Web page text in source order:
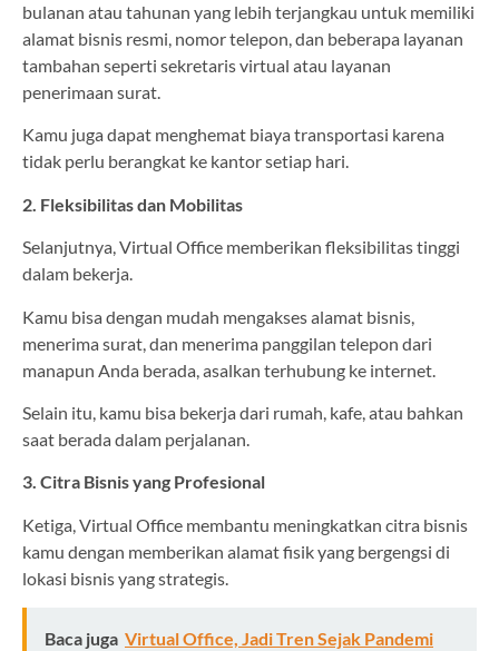
bulanan atau tahunan yang lebih terjangkau untuk memiliki
alamat bisnis resmi, nomor telepon, dan beberapa layanan
tambahan seperti sekretaris virtual atau layanan
penerimaan surat.
Kamu juga dapat menghemat biaya transportasi karena
tidak perlu berangkat ke kantor setiap hari.
2. Fleksibilitas dan Mobilitas
Selanjutnya, Virtual Office memberikan fleksibilitas tinggi
dalam bekerja.
Kamu bisa dengan mudah mengakses alamat bisnis,
menerima surat, dan menerima panggilan telepon dari
manapun Anda berada, asalkan terhubung ke internet.
Selain itu, kamu bisa bekerja dari rumah, kafe, atau bahkan
saat berada dalam perjalanan.
3. Citra Bisnis yang Profesional
Ketiga, Virtual Office membantu meningkatkan citra bisnis
kamu dengan memberikan alamat fisik yang bergengsi di
lokasi bisnis yang strategis.
Baca juga Virtual Office, Jadi Tren Sejak Pandemi